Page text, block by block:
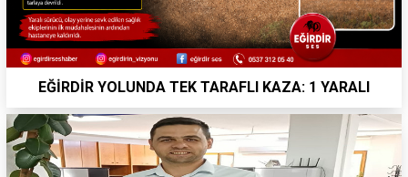
EĞİRDİR YOLUNDA TEK TARAFLI KAZA: 1 YARALI